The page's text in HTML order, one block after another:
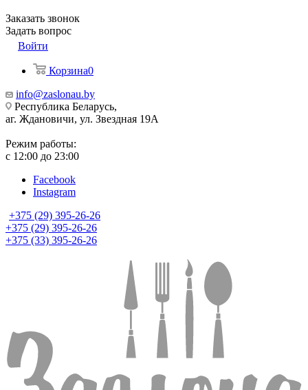
Заказать звонок
Задать вопрос
Войти
Корзина0
info@zaslonau.by
Республика Беларусь,
аг. Ждановичи, ул. Звездная 19А
Режим работы:
с 12:00 до 23:00
Facebook
Instagram
+375 (29) 395-26-26
+375 (29) 395-26-26
+375 (33) 395-26-26